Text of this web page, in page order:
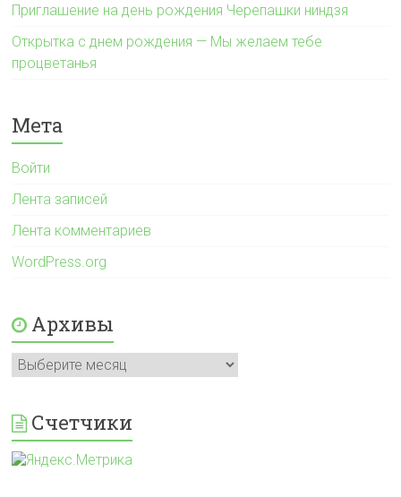
Приглашение на день рождения Черепашки ниндзя
Открытка с днем рождения — Мы желаем тебе
процветанья
Мета
Войти
Лента записей
Лента комментариев
WordPress.org
Архивы
Архивы
Счетчики